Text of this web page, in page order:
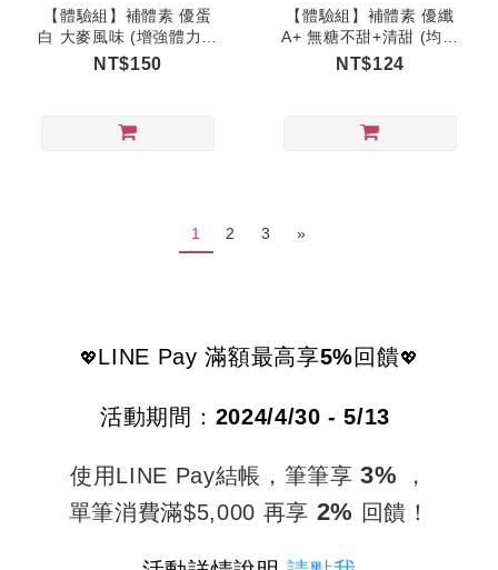
【體驗組】補體素 優蛋
白 大麥風味 (增強體力配
方)
NT$150
【體驗組】補體素 優纖
A+ 無糖不甜+清甜 (均衡
營養配方) (口飲/管灌適
NT$124
1 2 3 »
💖LINE Pay 滿額最高享5%回饋💖
活動期間： 2024/4/30 - 5/13
使用LINE Pay結帳， 筆筆享3%
，
單筆消費滿$5,000 再享 2% 回饋！